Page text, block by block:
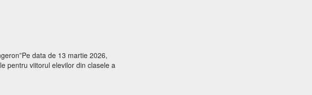
data de 13 martie 2026,
pentru viitorul elevilor din clasele a